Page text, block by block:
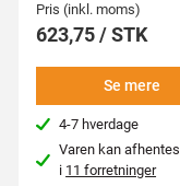
Pris (inkl. moms)
623,75 / STK
Se mere
4-7 hverdage
Varen kan afhentes
i 11 forretninger